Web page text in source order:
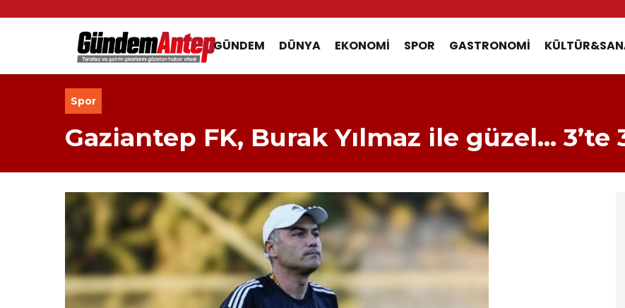
GÜNDEM DÜNYA EKONOMI SPOR GASTRONOMI
Spor ,
Gaziantep FK, Burak Yılmaz ile güzel… 3’te